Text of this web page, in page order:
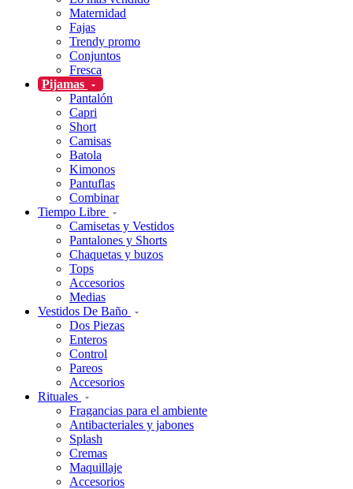
Maternidad
Fajas
Trendy promo
Conjuntos
Fresca
Pijamas
Pantalón
Capri
Short
Camisas
Batola
Kimonos
Pantuflas
Combinar
Tiempo Libre
Camisetas y Vestidos
Pantalones y Shorts
Chaquetas y buzos
Tops
Accesorios
Medias
Vestidos De Baño
Dos Piezas
Enteros
Control
Pareos
Accesorios
Rituales
Fragancias para el ambiente
Antibacteriales y jabones
Splash
Cremas
Maquillaje
Accesorios